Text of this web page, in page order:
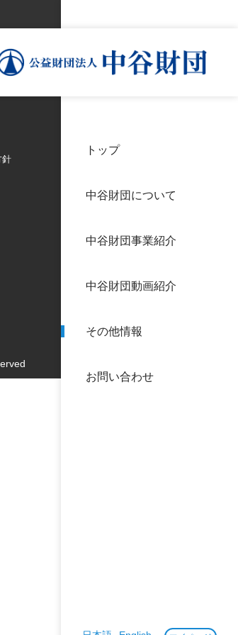
トップ
中谷財団について
中谷財団事業紹介
中谷財団動画紹介
その他情報
お問い合わせ
針